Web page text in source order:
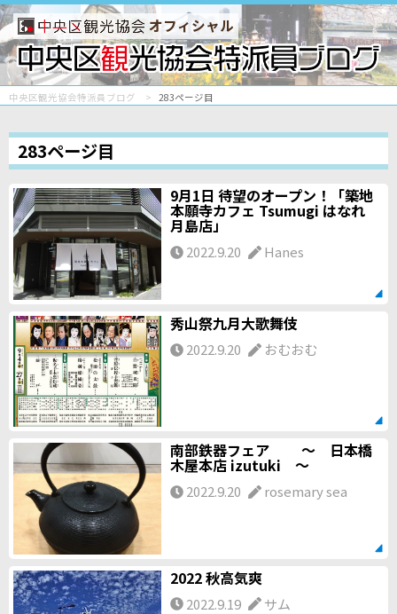
オフィシャル
中央区観光協会特派員ブログ 283ページ目
283ページ目
9月1日 待望のオープン！「築地
本願寺カフェ Tsumugi はなれ
月島店」
2022.9.20 Hanes
秀山祭九月大歌舞伎
2022.9.20 おむおむ
南部鉄器フェア ～ 日本橋
木屋本店 izutuki ～
2022.9.20 rosemary sea
2022 秋高気爽
2022.9.19 サム